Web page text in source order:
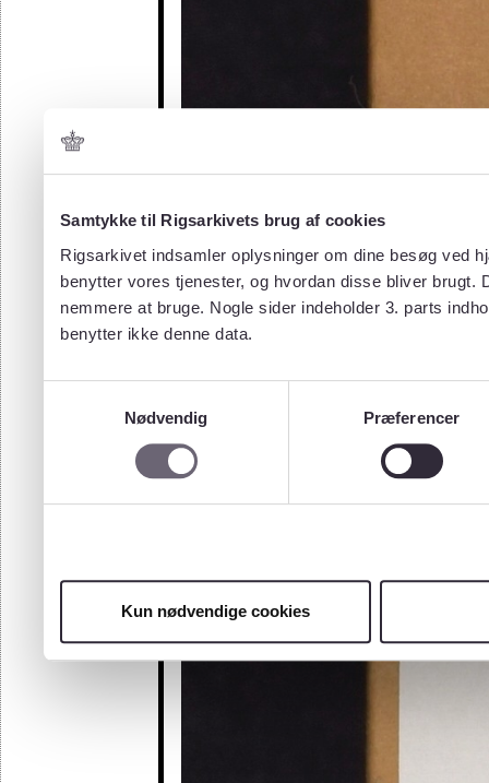
Samtykke til Rigsarkivets brug af cookies
Rigsarkivet indsamler oplysninger om dine besøg ved
benytter vores tjenester, og hvordan disse bliver
nemmere at bruge. Nogle sider indeholder 3. parts
benytter ikke denne data.
Nødvendig
Præferencer
Kun nødvendige cookies